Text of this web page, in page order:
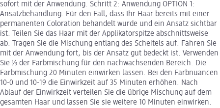
sofort mit der Anwendung. Schritt 2: Anwendung OPTION 1:
Ansatzbehandlung: Für den Fall, dass Ihr Haar bereits mit einer
permanenten Coloration behandelt wurde und ein Ansatz sichtbar
ist. Teilen Sie das Haar mit der Applikatorspitze abschnittsweise
ab. Tragen Sie die Mischung entlang des Scheitels auf. Fahren Sie
mit der Anwendung fort, bis der Ansatz gut bedeckt ist. Verwenden
Sie ⅓ der Farbmischung für den nachwachsenden Bereich. Die
Farbmischung 20 Minuten einwirken lassen. Bei den Farbnuancen
10-0 und 10-19 die Einwirkzeit auf 35 Minuten erhöhen. Nach
Ablauf der Einwirkzeit verteilen Sie die übrige Mischung auf dem
gesamten Haar und lassen Sie sie weitere 10 Minuten einwirken.